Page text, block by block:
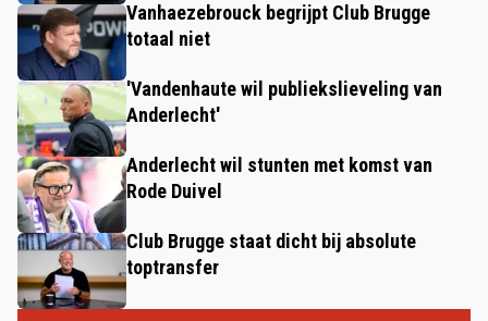
Vanhaezebrouck begrijpt Club Brugge
totaal niet
'Vandenhaute wil publiekslieveling van
Anderlecht'
Anderlecht wil stunten met komst van
Rode Duivel
Club Brugge staat dicht bij absolute
toptransfer